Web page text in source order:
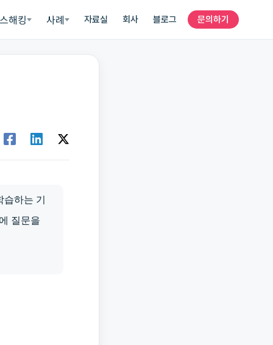
해킹 사례 자료실 회사 블로그 문의하기
하는 기
에 질문을